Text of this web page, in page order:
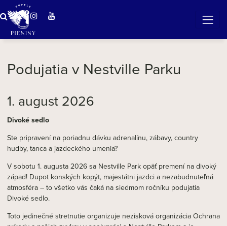
Zázračná voda v Pieninách
Podujatia v Nestville Parku
1. august 2026
Divoké sedlo
Ste pripravení na poriadnu dávku adrenalínu, zábavy, country
hudby, tanca a jazdeckého umenia?
V sobotu 1. augusta 2026 sa Nestville Park opäť premení na divoký
západ! Dupot konských kopýt, majestátni jazdci a nezabudnuteľná
atmosféra – to všetko vás čaká na siedmom ročníku podujatia
Divoké sedlo.
Toto jedinečné stretnutie organizuje nezisková organizácia Ochrana